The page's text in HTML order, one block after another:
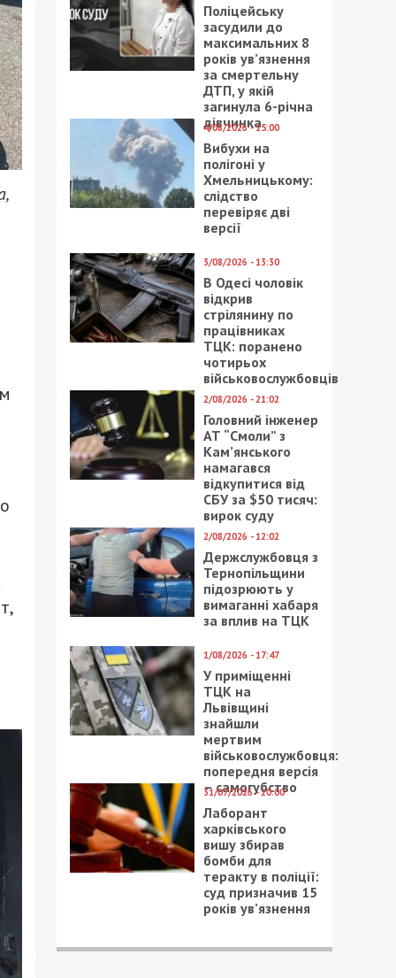
Поліцейську
засудили до
максимальних 8
років ув’язнення
за смертельну
ДТП, у якій
загинула 6-річна
дівчинка
4/08/2026 - 15:00
Вибухи на
полігоні у
Хмельницькому:
слідство
перевіряє дві
версії
3/08/2026 - 13:30
В Одесі чоловік
відкрив
стрілянину по
працівниках
ТЦК: поранено
чотирьох
військовослужбовців
2/08/2026 - 21:02
Головний інженер
АТ “Смоли” з
Кам’янського
намагався
відкупитися від
СБУ за $50 тисяч:
вирок суду
2/08/2026 - 12:02
Держслужбовця з
Тернопільщини
підозрюють у
вимаганні хабаря
за вплив на ТЦК
1/08/2026 - 17:47
У приміщенні
ТЦК на
Львівщині
знайшли
мертвим
військовослужбовця:
попередня версія
– самогубство
31/07/2026 - 20:00
Лаборант
харківського
вишу збирав
бомби для
теракту в поліції:
суд призначив 15
років ув’язнення